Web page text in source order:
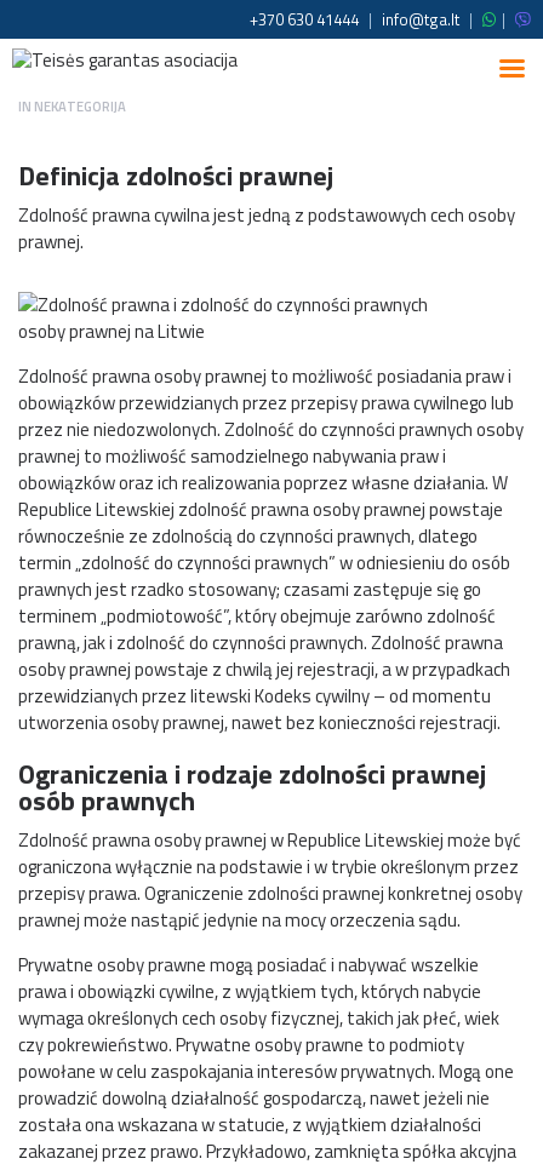
+370 630 41444 | info@tga.lt | |
IN NEKATEGORIJA
Definicja zdolności prawnej
Zdolność prawna cywilna jest jedną z podstawowych cech osoby
prawnej.
Zdolność prawna osoby prawnej to możliwość posiadania praw i
obowiązków przewidzianych przez przepisy prawa cywilnego lub
przez nie niedozwolonych. Zdolność do czynności prawnych osoby
prawnej to możliwość samodzielnego nabywania praw i
obowiązków oraz ich realizowania poprzez własne działania. W
Republice Litewskiej zdolność prawna osoby prawnej powstaje
równocześnie ze zdolnością do czynności prawnych, dlatego
termin „zdolność do czynności prawnych” w odniesieniu do osób
prawnych jest rzadko stosowany; czasami zastępuje się go
terminem „podmiotowość”, który obejmuje zarówno zdolność
prawną, jak i zdolność do czynności prawnych. Zdolność prawna
osoby prawnej powstaje z chwilą jej rejestracji, a w przypadkach
przewidzianych przez litewski Kodeks cywilny – od momentu
utworzenia osoby prawnej, nawet bez konieczności rejestracji.
Ograniczenia i rodzaje zdolności prawnej
osób prawnych
Zdolność prawna osoby prawnej w Republice Litewskiej może być
ograniczona wyłącznie na podstawie i w trybie określonym przez
przepisy prawa. Ograniczenie zdolności prawnej konkretnej osoby
prawnej może nastąpić jedynie na mocy orzeczenia sądu.
Prywatne osoby prawne mogą posiadać i nabywać wszelkie
prawa i obowiązki cywilne, z wyjątkiem tych, których nabycie
wymaga określonych cech osoby fizycznej, takich jak płeć, wiek
czy pokrewieństwo. Prywatne osoby prawne to podmioty
powołane w celu zaspokajania interesów prywatnych. Mogą one
prowadzić dowolną działalność gospodarczą, nawet jeżeli nie
została ona wskazana w statucie, z wyjątkiem działalności
zakazanej przez prawo. Przykładowo, zamknięta spółka akcyjna